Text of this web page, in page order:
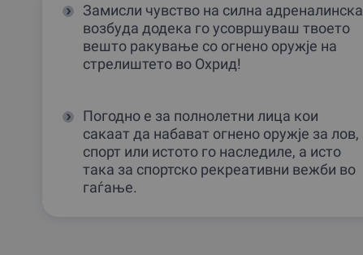
Замисли чувство на силна адреналинска
возбуда додека го усовршуваш твоето
вешто ракување со огнено оружје на
стрелиштето во Охрид!
Погодно е за полнолетни лица кои
сакаат да набават огнено оружје за лов,
спорт или истото го наследиле, а исто
така за спортско рекреативни вежби во
гаѓање.